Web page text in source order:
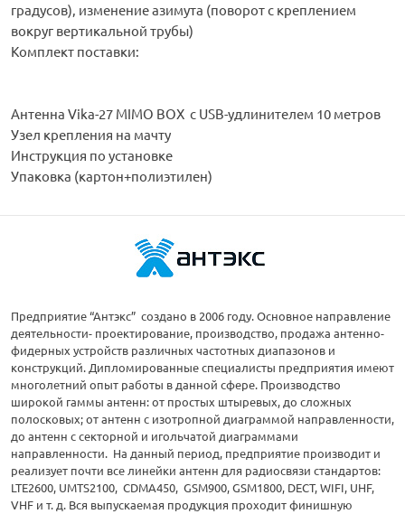
градусов), изменение азимута (поворот с креплением
вокруг вертикальной трубы)
Комплект поставки:
Антенна Vika-27 MIMO BOX с USB-удлинителем 10 метров
Узел крепления на мачту
Инструкция по установке
Упаковка (картон+полиэтилен)
Предприятие “Антэкс” создано в 2006 году. Основное направление
деятельности- проектирование, производство, продажа антенно-
фидерных устройств различных частотных диапазонов и
конструкций. Дипломированные специалисты предприятия имеют
многолетний опыт работы в данной сфере. Производство
широкой гаммы антенн: от простых штыревых, до сложных
полосковых; от антенн с изотропной диаграммой направленности,
до антенн с секторной и игольчатой диаграммами
направленности. На данный период, предприятие производит и
реализует почти все линейки антенн для радиосвязи стандартов:
LTE2600, UMTS2100, CDMA450, GSM900, GSM1800, DECT, WIFI, UHF,
VHF и т. д. Вся выпускаемая продукция проходит финишную